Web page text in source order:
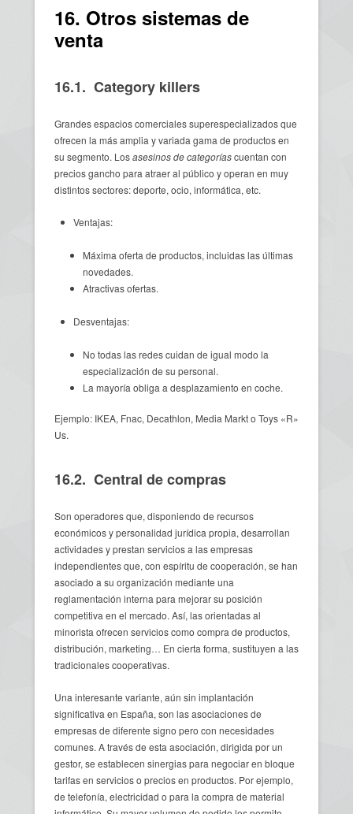
16. Otros sistemas de
venta
16.1. Category killers
Grandes espacios comerciales superespecializados que
ofrecen la más amplia y variada gama de productos en
su segmento. Losasesinos de categoríascuentan con
precios gancho para atraer al público y operan en muy
distintos sectores: deporte, ocio, informática, etc.
Ventajas:
Máxima oferta de productos, incluidas las últimas
novedades.
Atractivas ofertas.
Desventajas:
No todas las redes cuidan de igual modo la
especialización de su personal.
La mayoría obliga a desplazamiento en coche.
Ejemplo: IKEA, Fnac, Decathlon, Media Markt o Toys «R»
Us.
16.2. Central de compras
Son operadores que, disponiendo de recursos
económicos y personalidad jurídica propia, desarrollan
actividades y prestan servicios a las empresas
independientes que, con espíritu de cooperación, se han
asociado a su organización mediante una
reglamentación interna para mejorar su posición
competitiva en el mercado. Así, las orientadas al
minorista ofrecen servicios como compra de productos,
distribución, marketing… En cierta forma, sustituyen a las
tradicionales cooperativas.
Una interesante variante, aún sin implantación
significativa en España, son las asociaciones de
empresas de diferente signo pero con necesidades
comunes. A través de esta asociación, dirigida por un
gestor, se establecen sinergias para negociar en bloque
tarifas en servicios o precios en productos. Por ejemplo,
de telefonía, electricidad o para la compra de material